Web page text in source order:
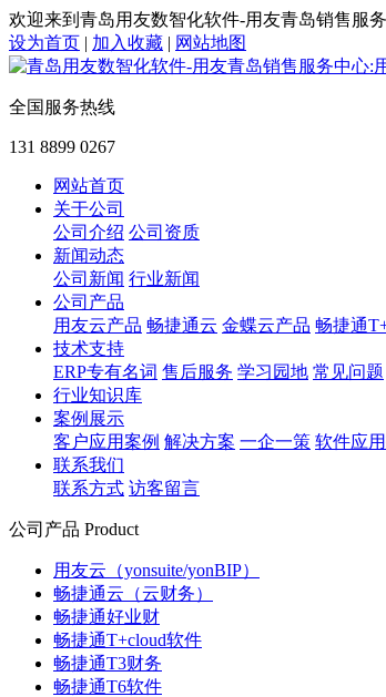
欢迎来到青岛用友数智化软件-用友青岛销售服
设为首页 | 加入收藏 | 网站地图
全国服务热线
131 8899 0267
网站首页
关于公司
公司介绍 公司资质
新闻动态
公司新闻 行业新闻
公司产品
用友云产品 畅捷通云 金蝶云产品 畅捷通
技术支持
ERP专有名词 售后服务 学习园地 常见问题
行业知识库
案例展示
客户应用案例 解决方案 一企一策 软件应
联系我们
联系方式 访客留言
公司产品 Product
用友云（yonsuite/yonBIP）
畅捷通云（云财务）
畅捷通好业财
畅捷通T+cloud软件
畅捷通T3财务
畅捷通T6软件